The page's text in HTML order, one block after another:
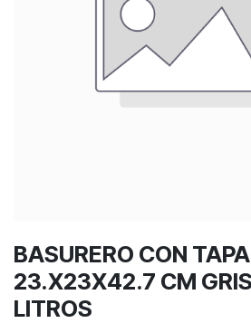
BASURERO CON
23.X23X42.7 CM
LITROS